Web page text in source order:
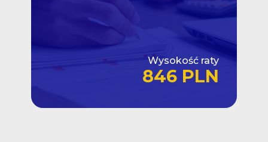
Wysokość raty
846 PLN